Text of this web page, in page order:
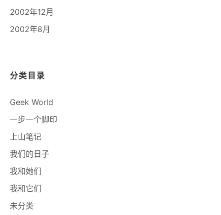
2002年12月
2002年8月
分类目录
Geek World
一步一个脚印
上山笔记
我们的日子
我和她们
我和它们
未分类